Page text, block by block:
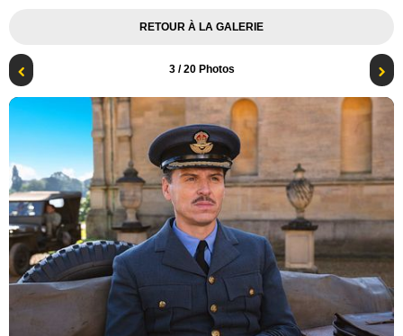
RETOUR À LA GALERIE
3/ 20 Photos